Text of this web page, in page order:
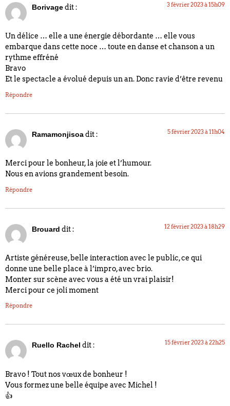
Borivagedit : 3 février 2023 à 15h09
Un délice … elle a une énergie débordante … elle vous
embarque dans cette noce … toute en danse et chanson a un
rythme effréné
Bravo
Et le spectacle a évolué depuis un an. Donc ravie d’être revenu
Répondre
Ramamonjisoadit : 5 février 2023 à 11h04
Merci pour le bonheur, la joie et l’humour.
Nous en avions grandement besoin.
Répondre
Brouard dit : 12 février 2023 à 18h29
Artiste généreuse, belle interaction avec le public, ce qui
donne une belle place à l’impro, avec brio.
Monter sur scène avec vous a été un vrai plaisir!
Merci pour ce joli moment
Répondre
Ruello Rachel dit : 15 février 2023 à 22h25
Bravo ! Tout nos vœux de bonheur !
Vous formez une belle équipe avec Michel !
👍